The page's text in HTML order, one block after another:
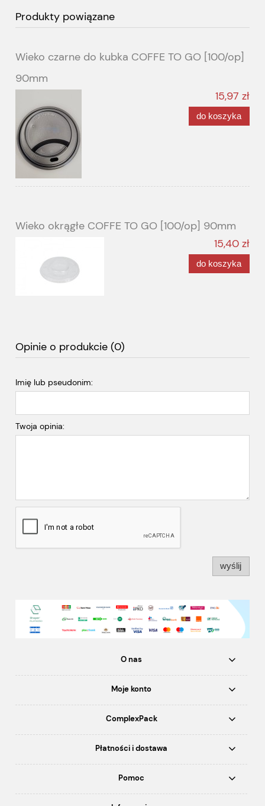
Produkty powiązane
Wieko czarne do kubka COFFE TO GO [100/op]
90mm
15,97 zł
do koszyka
Wieko okrągłe COFFE TO GO [100/op] 90mm
15,40 zł
do koszyka
Opinie o produkcie (0)
Imię lub pseudonim:
Twoja opinia:
wyślij
O nas
Moje konto
ComplexPack
Płatności i dostawa
Pomoc